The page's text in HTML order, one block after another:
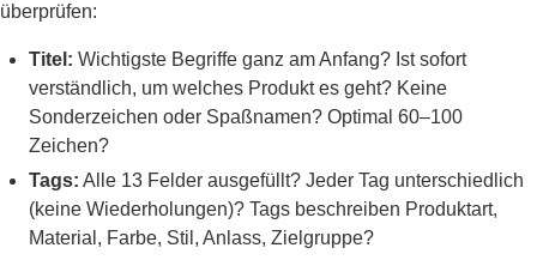
überprüfen:
Titel: Wichtigste Begriffe ganz am Anfang? Ist sofort
verständlich, um welches Produkt es geht? Keine
Sonderzeichen oder Spaßnamen? Optimal 60–100
Zeichen?
Tags: Alle 13 Felder ausgefüllt? Jeder Tag unterschiedlich
(keine Wiederholungen)? Tags beschreiben Produktart,
Material, Farbe, Stil, Anlass, Zielgruppe?